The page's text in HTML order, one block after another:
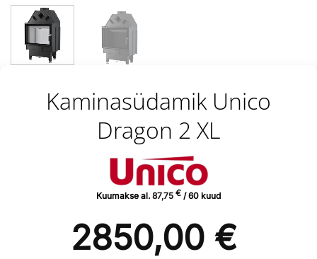
Kaminasüdamik Unico
Dragon 2 XL
Kuumakse al. 87,75 € / 60 kuud
2850,00 €